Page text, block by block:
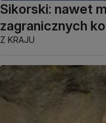
Sikorski: nawet
zagranicznych
Z KRAJU